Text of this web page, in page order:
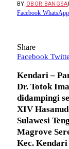
BY OBOR BANGSA
Facebook WhatsApp
Share
Facebook
Kendari –
Dr. Totok
didampingi
XIV
Sulawesi
Magrove
Kec.